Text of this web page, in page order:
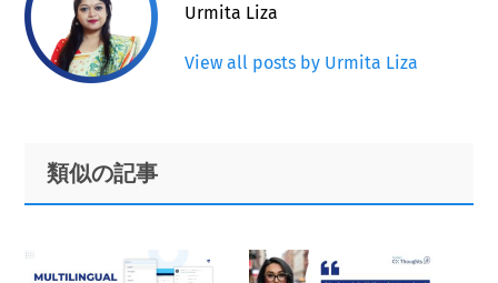
Urmita Liza
View all posts by Urmita Liza
Primary
Sidebar
Footer
類似の記事